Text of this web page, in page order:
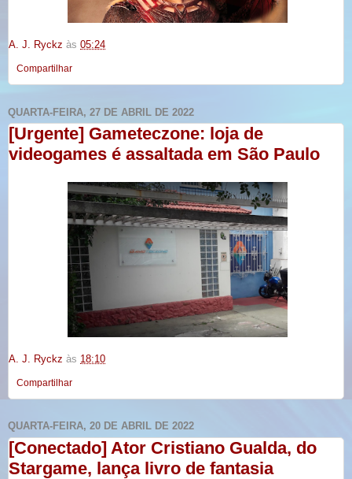
A. J. Ryckz às 05:24
Compartilhar
QUARTA-FEIRA, 27 DE ABRIL DE 2022
[Urgente] Gameteczone: loja de
videogames é assaltada em São Paulo
A. J. Ryckz às 18:10
Compartilhar
QUARTA-FEIRA, 20 DE ABRIL DE 2022
[Conectado] Ator Cristiano Gualda, do
Stargame, lança livro de fantasia